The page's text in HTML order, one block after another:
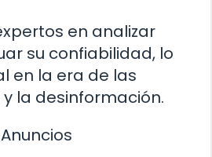
en analizar
su confiabilidad, lo
en la era de las
la desinformación.
Anuncios